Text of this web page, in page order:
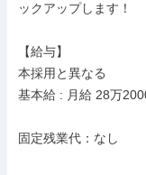
ックアップします！
【給与】
本採用と異なる
基本給 : 月給 28万
固定残業代：なし